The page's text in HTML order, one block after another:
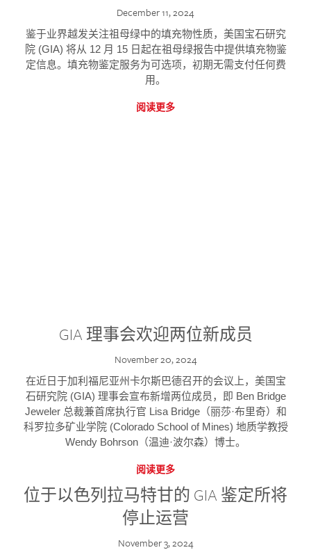
December 11, 2024
鉴于业界越发关注祖母绿中的填充物性质，美国宝石研究
院 (GIA) 将从 12 月 15 日起在祖母绿报告中提供填充物鉴
定信息。填充物鉴定服务为可选项，初期无需支付任何费
用。
阅读更多
GIA 理事会欢迎两位新成员
November 20, 2024
在近日于加利福尼亚州卡尔斯巴德召开的会议上，美国宝
石研究院 (GIA) 理事会宣布新增两位成员，即 Ben Bridge
Jeweler 总裁兼首席执行官 Lisa Bridge（丽莎·布里奇）和
科罗拉多矿业学院 (Colorado School of Mines) 地质学教授
Wendy Bohrson（温迪·波尔森）博士。
阅读更多
位于以色列拉马特甘的 GIA 鉴定所将
停止运营
November 3, 2024